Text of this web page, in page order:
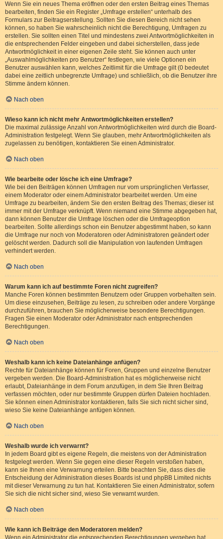
Wenn Sie ein neues Thema eröffnen oder den ersten Beitrag eines Themas
bearbeiten, finden Sie ein Register „Umfrage erstellen“ unterhalb des
Formulars zur Beitragserstellung. Sollten Sie diesen Bereich nicht sehen
können, so haben Sie wahrscheinlich nicht die Berechtigung, Umfragen zu
erstellen. Sie sollten einen Titel und mindestens zwei Antwortmöglichkeiten in
die entsprechenden Felder eingeben und dabei sicherstellen, dass jede
Antwortmöglichkeit in einer eigenen Zeile steht. Sie können auch unter
„Auswahlmöglichkeiten pro Benutzer“ festlegen, wie viele Optionen ein
Benutzer auswählen kann, welches Zeitlimit für die Umfrage gilt (0 bedeutet
dabei eine zeitlich unbegrenzte Umfrage) und schließlich, ob die Benutzer ihre
Stimme ändern können.
Nach oben
Wieso kann ich nicht mehr Antwortmöglichkeiten erstellen?
Die maximal zulässige Anzahl von Antwortmöglichkeiten wird durch die Board-
Administration festgelegt. Wenn Sie glauben, mehr Antwortmöglichkeiten als
zugelassen zu benötigen, kontaktieren Sie einen Administrator.
Nach oben
Wie bearbeite oder lösche ich eine Umfrage?
Wie bei den Beiträgen können Umfragen nur vom ursprünglichen Verfasser,
einem Moderator oder einem Administrator bearbeitet werden. Um eine
Umfrage zu bearbeiten, ändern Sie den ersten Beitrag des Themas; dieser ist
immer mit der Umfrage verknüpft. Wenn niemand eine Stimme abgegeben hat,
dann können Benutzer die Umfrage löschen oder die Umfrageoption
bearbeiten. Sollte allerdings schon ein Benutzer abgestimmt haben, so kann
die Umfrage nur noch von Moderatoren oder Administratoren geändert oder
gelöscht werden. Dadurch soll die Manipulation von laufenden Umfragen
verhindert werden.
Nach oben
Warum kann ich auf bestimmte Foren nicht zugreifen?
Manche Foren können bestimmten Benutzern oder Gruppen vorbehalten sein.
Um diese einzusehen, Beiträge zu lesen, zu schreiben oder andere Vorgänge
durchzuführen, brauchen Sie möglicherweise besondere Berechtigungen.
Fragen Sie einen Moderator oder Administrator nach entsprechenden
Berechtigungen.
Nach oben
Weshalb kann ich keine Dateianhänge anfügen?
Rechte für Dateianhänge können für Foren, Gruppen und einzelne Benutzer
vergeben werden. Die Board-Administration hat es möglicherweise nicht
erlaubt, Dateianhänge in dem Forum anzufügen, in dem Sie Ihren Beitrag
verfassen möchten, oder nur bestimmte Gruppen dürfen Dateien hochladen.
Sie können einen Administrator kontaktieren, falls Sie sich nicht sicher sind,
wieso Sie keine Dateianhänge anfügen können.
Nach oben
Weshalb wurde ich verwarnt?
In jedem Board gibt es eigene Regeln, die meistens von der Administration
festgelegt werden. Wenn Sie gegen eine dieser Regeln verstoßen haben,
kann sie Ihnen eine Verwarnung erteilen. Bitte beachten Sie, dass dies die
Entscheidung der Administration dieses Boards ist und phpBB Limited nichts
mit dieser Verwarnung zu tun hat. Kontaktieren Sie einen Administrator, sofern
Sie sich die nicht sicher sind, wieso Sie verwarnt wurden.
Nach oben
Wie kann ich Beiträge den Moderatoren melden?
Wenn ein Administrator die entsprechenden Berechtigungen vergeben hat,